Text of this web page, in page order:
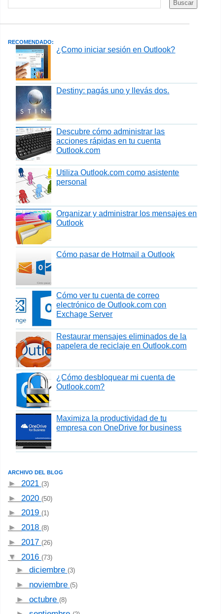
RECOMENDADO:
¿Como iniciar sesión en Outlook?
Destiny: pagás uno y llevás dos.
Descubre cómo administrar las
acciones rápidas en tu cuenta
Outlook.com
Utiliza Outlook.com como asistente
personal
Organizar y administrar los mensajes en
Outlook
Cómo pasar de Hotmail a Outlook
Cómo ver tu cuenta de correo
electrónico de Outlook.com con
Exchage Server
Restaurar mensajes eliminados de la
papelera de reciclaje en Outlook.com
¿Cómo desbloquear mi cuenta de
Outlook.com?
Maximiza la productividad de tu
empresa con OneDrive for business
ARCHIVO DEL BLOG
► 2021 (3)
► 2020 (50)
► 2019 (1)
► 2018 (8)
► 2017 (26)
▼ 2016 (73)
► diciembre (3)
► noviembre (5)
► octubre (8)